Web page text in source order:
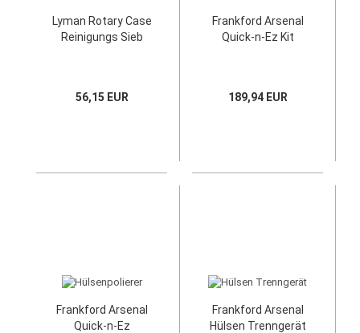
Lyman Rotary Case
Reinigungs Sieb
56,15 EUR
Frankford Arsenal
Quick-n-Ez Kit
189,94 EUR
Frankford Arsenal
Quick-n-Ez
Frankford Arsenal
Hülsen Trenngerät